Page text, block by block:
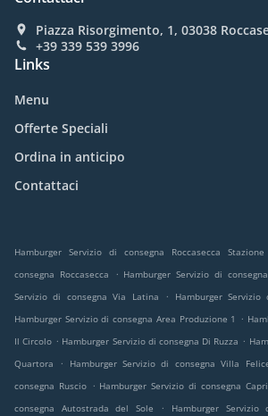
Piazza Risorgimento, 1, 03038
+39 339 539 3996
Links
Menu
Offerte Speciali
Ordina in anticipo
Contattaci
Hamburger Servizio di consegna Roccasecca Stazione
consegna Roccasecca
. Hamburger Servizio di
Servizio di consegna Via Latina
. Hamburger
Hamburger Servizio di consegna Area Produzione 1
.
Il Circolo . Hamburger Servizio di consegna Di Ruzza .
Quartora
. Hamburger Servizio di consegna Villa
consegna Ruscio . Hamburger Servizio di consegna
consegna Autostrada del Sole
. Hamburger Servizio